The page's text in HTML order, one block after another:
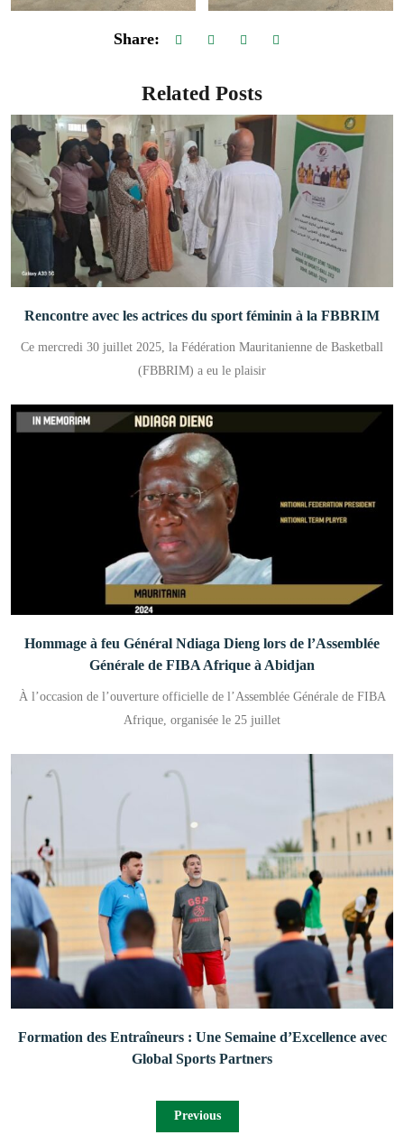
Share:
Related Posts
Rencontre avec les actrices du sport féminin à la FBBRIM
Ce mercredi 30 juillet 2025, la Fédération Mauritanienne de Basketball
(FBBRIM) a eu le plaisir
Hommage à feu Général Ndiaga Dieng lors de l’Assemblée
Générale de FIBA Afrique à Abidjan
À l’occasion de l’ouverture officielle de l’Assemblée Générale de FIBA
Afrique, organisée le 25 juillet
Formation des Entraîneurs : Une Semaine d’Excellence avec
Global Sports Partners
Previous